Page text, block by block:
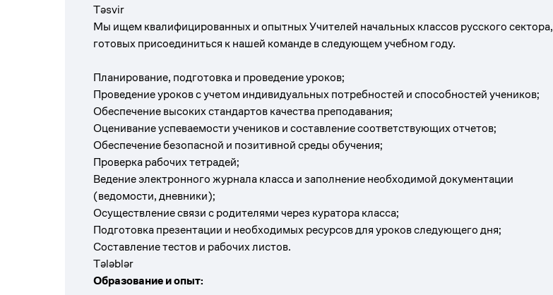
Təsvir
Мы ищем квалифицированных и опытных Учителей начальных классов русского сектора,
готовых присоединиться к нашей команде в следующем учебном году.
Планирование, подготовка и проведение уроков;
Проведение уроков с учетом индивидуальных потребностей и способностей учеников;
Обеспечение высоких стандартов качества преподавания;
Оценивание успеваемости учеников и составление соответствующих отчетов;
Обеспечение безопасной и позитивной среды обучения;
Проверка рабочих тетрадей;
Ведение электронного журнала класса и заполнение необходимой документации
(ведомости, дневники);
Осуществление связи с родителями через куратора класса;
Подготовка презентации и необходимых ресурсов для уроков следующего дня;
Составление тестов и рабочих листов.
Tələblər
Образование и опыт: